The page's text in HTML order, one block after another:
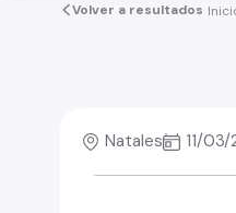
Volver a resultados
Natales 11/